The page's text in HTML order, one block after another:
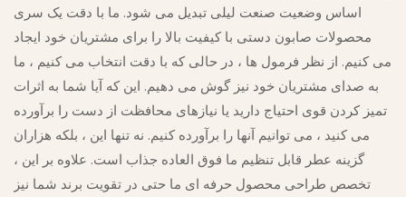
اساس وضعیت صنعت لیلی تبدیل می شود. ما با دقت یک سری
محصولات صابون دستی با کیفیت بالا را برای مشتریان خود ایجاد
می کنیم. از نظر فرمول ها ، در حالی که با دقت انتخاب می کنیم ، ما
به صدای مشتریان خود نیز گوش می دهیم. این که آیا شما به اثرات
تمیز کردن قوی احتیاج دارید یا نیازهای محافظت از دست را برآورده
می کنید ، می توانیم آنها را برآورده کنیم. نه تنها این ، بلکه هزاران
گزینه عطر قابل تنظیم ما فوق العاده جذاب است. علاوه بر این ،
تخصص طراحی محصول حرفه ای ما حتی در تقویت برند شما نیز